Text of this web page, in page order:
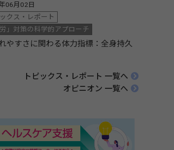
06月02日
ックス・レポート
労」対策の科学的アプローチ
やすさに関わる体力指標：全身持久
トピックス・レポート 一覧へ
オピニオン 一覧へ